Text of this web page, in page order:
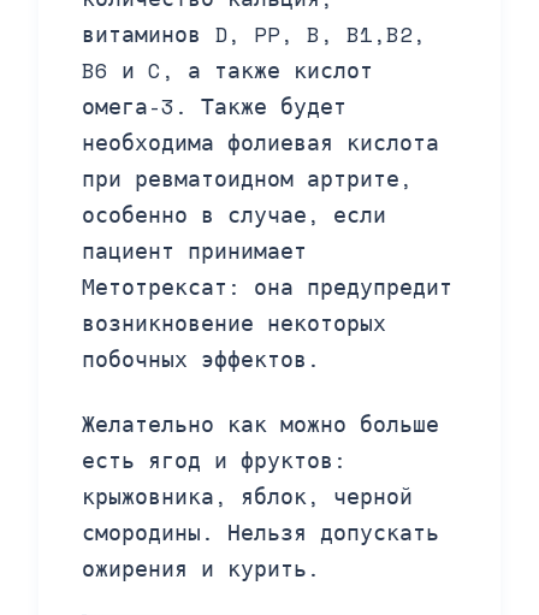
витаминов D, PP, B, B1,B2,
B6 и C, а также кислот
омега-3. Также будет
необходима фолиевая кислота
при ревматоидном артрите,
особенно в случае, если
пациент принимает
Метотрексат: она предупредит
возникновение некоторых
побочных эффектов.
Желательно как можно больше
есть ягод и фруктов:
крыжовника, яблок, черной
смородины. Нельзя допускать
ожирения и курить.